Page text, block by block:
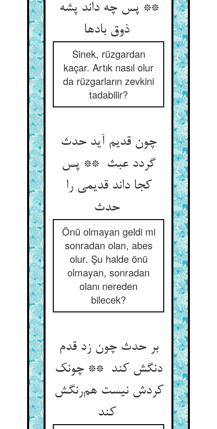
** پس چه داند پشه
ذوق بادها
Sinek, rüzgardan
kaçar. Artık nasıl olur
da rüzgarların zevkini
tadabilir?
چون قدیم آید حدث
گردد عبث ** پس
کجا داند قدیمی را
حدث
Önü olmayan geldi mi
sonradan olan, abes
olur. Şu halde önü
olmayan, sonradan
olanı nereden
bilecek?
بر حدث چون زد قدم
دنگش کند ** چونک
کردش نیست هم‌رنگش
کند